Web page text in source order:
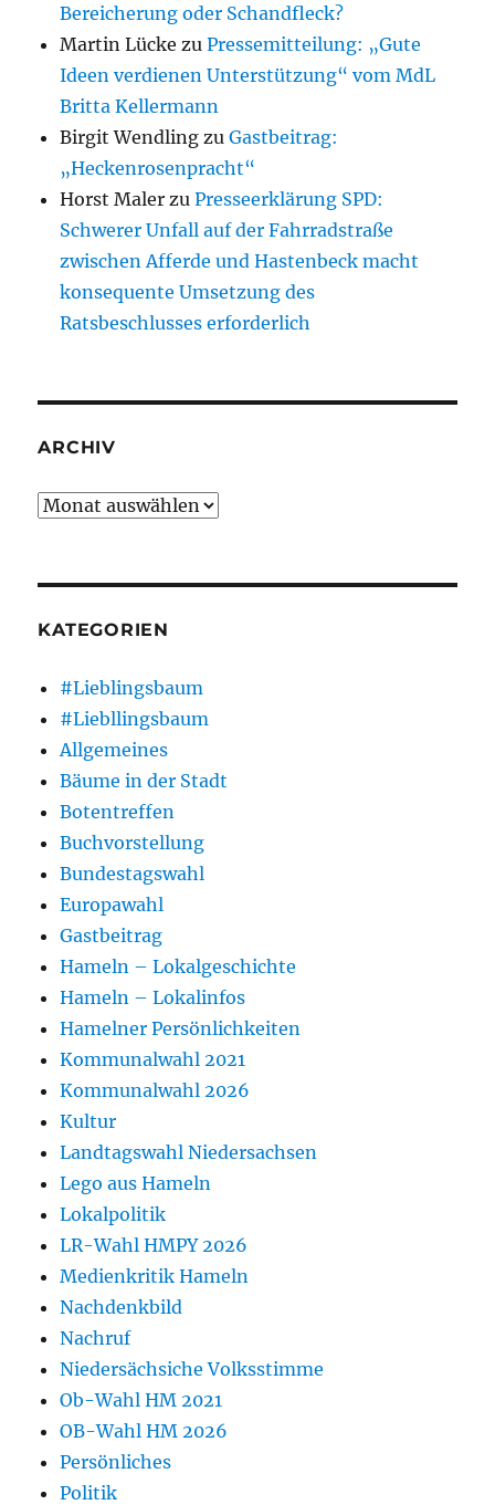
Bereicherung oder Schandfleck?
Martin Lücke zuPressemitteilung: „Gute
Ideen verdienen Unterstützung“ vom MdL
Britta Kellermann
Birgit Wendling zuGastbeitrag:
„Heckenrosenpracht“
Horst Maler zuPresseerklärung SPD:
Schwerer Unfall auf der Fahrradstraße
zwischen Afferde und Hastenbeck macht
konsequente Umsetzung des
Ratsbeschlusses erforderlich
ARCHIV
Archiv
KATEGORIEN
#Lieblingsbaum
#Liebllingsbaum
Allgemeines
Bäume in der Stadt
Botentreffen
Buchvorstellung
Bundestagswahl
Europawahl
Gastbeitrag
Hameln – Lokalgeschichte
Hameln – Lokalinfos
Hamelner Persönlichkeiten
Kommunalwahl 2021
Kommunalwahl 2026
Kultur
Landtagswahl Niedersachsen
Lego aus Hameln
Lokalpolitik
LR-Wahl HMPY 2026
Medienkritik Hameln
Nachdenkbild
Nachruf
Niedersächsiche Volksstimme
Ob-Wahl HM 2021
OB-Wahl HM 2026
Persönliches
Politik